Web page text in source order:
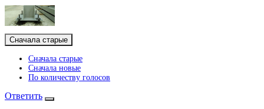
Сначала старые
Сначала старые
Сначала новые
По количеству голосов
Ответить